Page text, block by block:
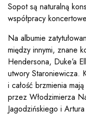
Sopot są naturalną
współpracy
Na albumie
między innymi, znane
Hendersona, Duke’a
utwory Staroniewicza.
i całość brzmienia
przez Włodzimierza
Jagodzińskiego i Artura